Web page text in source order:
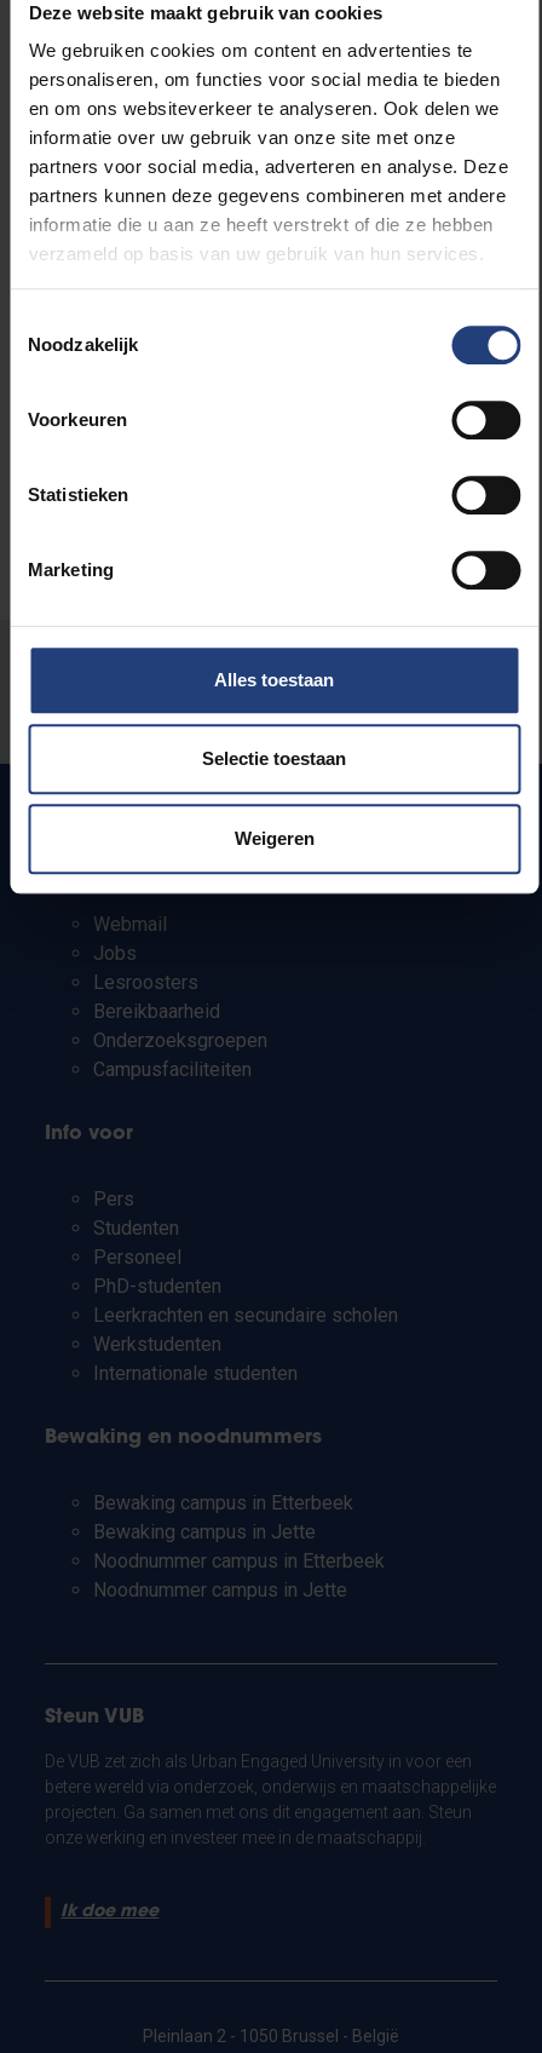
Deze website maakt gebruik van cookies
We gebruiken cookies om content en advertenties te
personaliseren, om functies voor social media te bieden
en om ons websiteverkeer te analyseren. Ook delen we
informatie over uw gebruik van onze site met onze
partners voor social media, adverteren en analyse. Deze
partners kunnen deze gegevens combineren met andere
informatie die u aan ze heeft verstrekt of die ze hebben
verzameld op basis van uw gebruik van hun services.
Noodzakelijk
Voorkeuren
Statistieken
Marketing
Alles toestaan
Selectie toestaan
Weigeren
waarbij ze voor sommige zelfs voor de rechter werd
gedaagd. Op 16 oktober 2017 werd ze dan definitief
het zwijgen opgelegd door de bomaanslag.
Lees meer over:
Laat het ons weten
Webmail
Jobs
Lesroosters
Bereikbaarheid
Onderzoeksgroepen
Campusfaciliteiten
Info voor
Pers
Studenten
Personeel
PhD-studenten
Leerkrachten en secundaire scholen
Werkstudenten
Internationale studenten
Bewaking en noodnummers
Bewaking campus in Etterbeek
Bewaking campus in Jette
Noodnummer campus in Etterbeek
Noodnummer campus in Jette
Steun VUB
De VUB zet zich als Urban Engaged University in voor een
betere wereld via onderzoek, onderwijs en maatschappelijke
projecten. Ga samen met ons dit engagement aan. Steun
onze werking en investeer mee in de maatschappij.
Ik doe mee
Pleinlaan 2 - 1050 Brussel - België